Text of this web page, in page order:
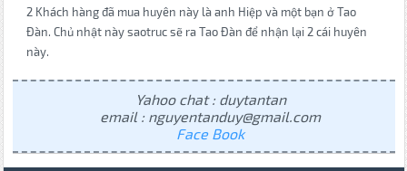
2 Khách hàng đã mua huyên này là anh Hiệp và một bạn ở Tao
Đàn. Chủ nhật này saotruc sẽ ra Tao Đàn để nhận lại 2 cái huyên
này.
Yahoo chat : duytantan
email : nguyentanduy@gmail.com
Face Book